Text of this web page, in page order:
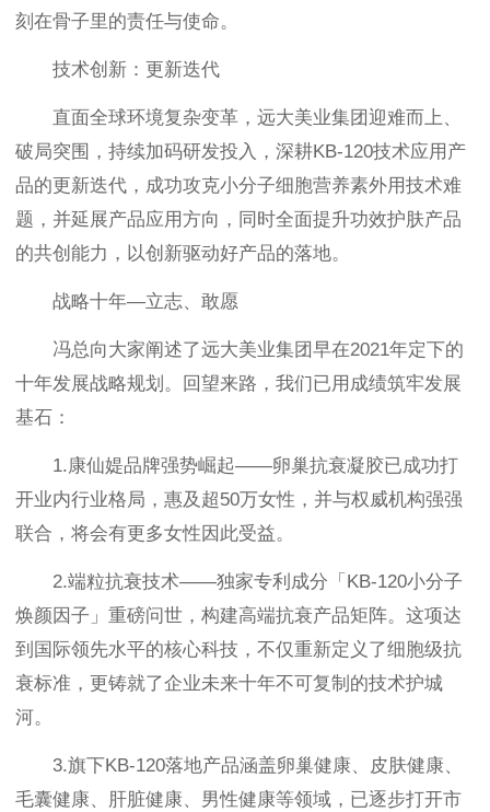
刻在骨子里的责任与使命。
技术创新：更新迭代
直面全球环境复杂变革，远大美业集团迎难而上、
破局突围，持续加码研发投入，深耕KB-120技术应用产
品的更新迭代，成功攻克小分子细胞营养素外用技术难
题，并延展产品应用方向，同时全面提升功效护肤产品
的共创能力，以创新驱动好产品的落地。
战略十年—立志、敢愿
冯总向大家阐述了远大美业集团早在2021年定下的
十年发展战略规划。回望来路，我们已用成绩筑牢发展
基石：
1.康仙媞品牌强势崛起——卵巢抗衰凝胶已成功打
开业内行业格局，惠及超50万女性，并与权威机构强强
联合，将会有更多女性因此受益。
2.端粒抗衰技术——独家专利成分「KB-120小分子
焕颜因子」重磅问世，构建高端抗衰产品矩阵。这项达
到国际领先水平的核心科技，不仅重新定义了细胞级抗
衰标准，更铸就了企业未来十年不可复制的技术护城
河。
3.旗下KB-120落地产品涵盖卵巢健康、皮肤健康、
毛囊健康、肝脏健康、男性健康等领域，已逐步打开市